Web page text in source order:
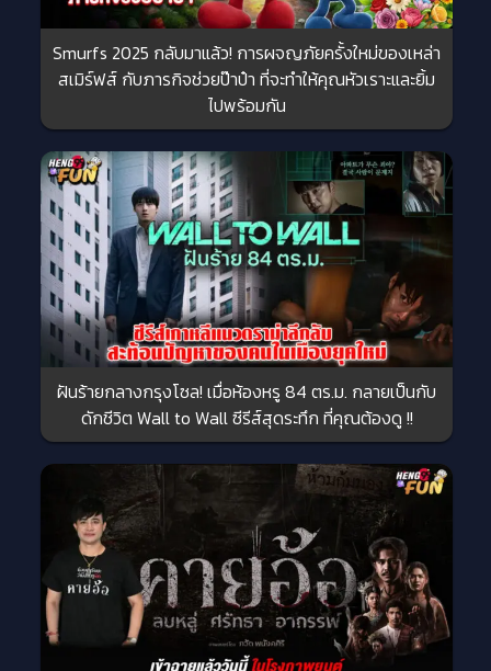
Smurfs 2025 กลับมาแล้ว! การผจญภัยครั้งใหม่ของเหล่า
สเมิร์ฟส์ กับภารกิจช่วยป๊าป๋า ที่จะทำให้คุณหัวเราะและยิ้ม
ไปพร้อมกัน
ฝันร้ายกลางกรุงโซล! เมื่อห้องหรู 84 ตร.ม. กลายเป็นกับ
ดักชีวิต Wall to Wall ซีรีส์สุดระทึก ที่คุณต้องดู !!